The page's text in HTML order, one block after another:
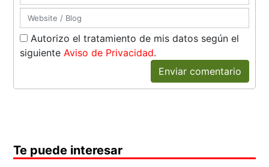
Autorizo el tratamiento de mis datos según el
siguiente Aviso de Privacidad.
Enviar comentario
Te puede interesar